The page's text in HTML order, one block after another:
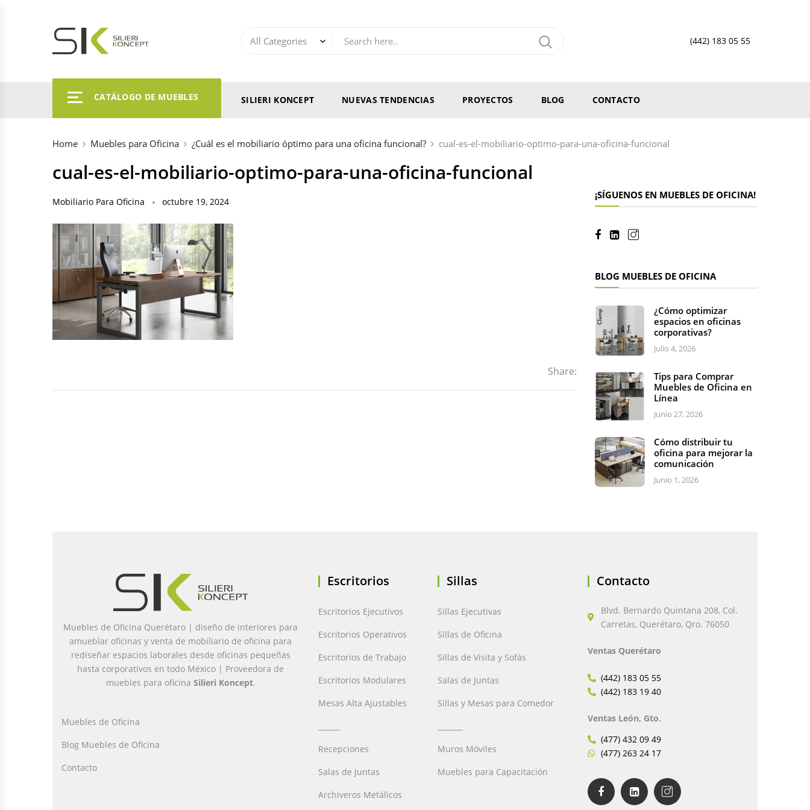
(442) 183 05 55
CATÁLOGO DE MUEBLES SILIERI KONCEPT NUEVAS TENDENCIAS PROYECTOS BLOG CONTACTO
Home Muebles para Oficina ¿Cuál es el mobiliario óptimo para una oficina funcional? cual-es-el-mobiliario-optimo-para-una-oficina-funcional
cual-es-el-mobiliario-optimo-para-una-oficina-funcional
Mobiliario Para Oficina octubre 19, 2024
Share:
¡SÍGUENOS EN MUEBLES DE OFICINA!
BLOG MUEBLES DE OFICINA
¿Cómo optimizar
espacios en oficinas
corporativas?
Julio 4, 2026
Tips para Comprar
Muebles de Oficina en
Línea
Junio 27, 2026
Cómo distribuir tu
oficina para mejorar la
comunicación
Junio 1, 2026
Muebles de Oficina Querétaro | diseño de interiores para
amueblar oficinas y venta de mobiliario de oficina para
rediseñar espacios laborales desde oficinas pequeñas
hasta corporativos en todo México | Proveedora de
muebles para oficina Silieri Koncept.
Muebles de Oficina
Blog Muebles de Oficina
Contacto
Escritorios
Escritorios Ejecutivos
Escritorios Operativos
Escritorios de Trabajo
Escritorios Modulares
Mesas Alta Ajustables
Recepciones
Salas de Juntas
Archiveros Metálicos
Sillas
Sillas Ejecutivas
Sillas de Oficina
Sillas de Visita y Sofás
Salas de Juntas
Sillas y Mesas para Comedor
Muros Móviles
Muebles para Capacitación
Contacto
Blvd. Bernardo Quintana 208, Col.
Carretas, Querétaro, Qro. 76050
Ventas Querétaro
(442) 183 05 55
(442) 183 19 40
Ventas León, Gto.
(477) 432 09 49
(477) 263 24 17